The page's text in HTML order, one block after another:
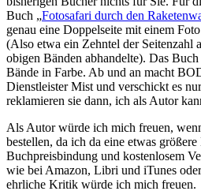
Buch „Fotosafari durch den
genau eine Doppelseite mit einem
(Also etwa ein Zehntel der Seitenzahl
obigen Bänden abhandelte). Das Buch
Bände in Farbe. Ab und an macht
Dienstleister Mist und verschickt es
reklamieren sie dann, ich als Autor
Als Autor würde ich mich freuen,
bestellen, da ich da eine etwas
Buchpreisbindung und kostenlosem
wie bei Amazon, Libri und iTunes
ehrliche Kritik würde ich mich freuen.